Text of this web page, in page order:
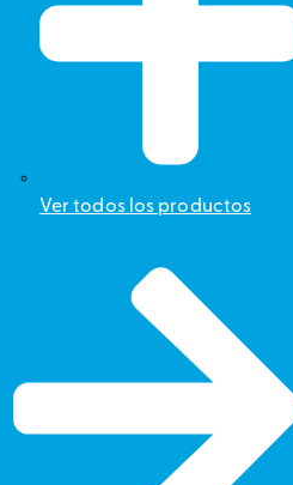
Ver todos los productos